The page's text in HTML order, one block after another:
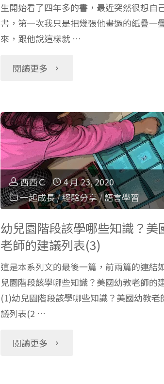
買
就
對
生
這
樣
照
顧
寶
寶"
生開始看了四年多的書，最近突然很想自
書，第一次我只是把幾張他畫過的紙疊一
來，跟他說這樣就 …
閱讀更多 "【素
導
向
之
主
題
式
教
學】
西西Ｃ
4 月 23, 2020
一起成長/經驗分享/語言學習
幼兒園階段該學哪些知識？美
老師的建議列表(3)
這是本系列文的最後一篇，前兩篇的連結
兒園階段該學哪些知識？美國幼教老師的
(1)幼兒園階段該學哪些知識？美國幼教老
議列表(2 …
閱讀更多 "幼